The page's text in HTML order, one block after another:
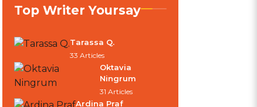
Top Writer Yoursay
Tarassa Q.
33 Articles
Oktavia
Ningrum
31 Articles
Ardina Praf